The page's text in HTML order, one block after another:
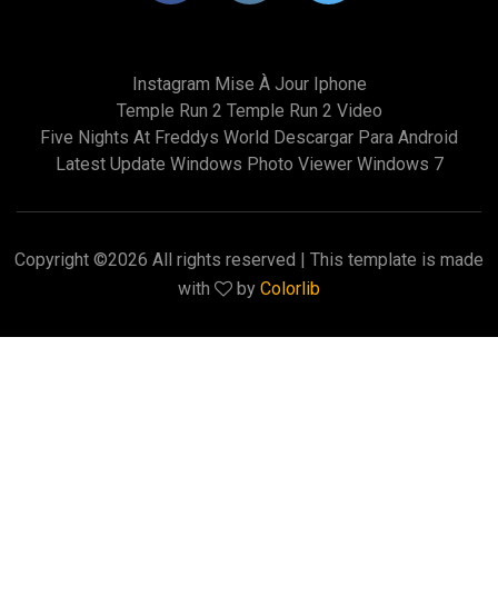
Instagram Mise À Jour Iphone
Temple Run 2 Temple Run 2 Video
Five Nights At Freddys World Descargar Para Android
Latest Update Windows Photo Viewer Windows 7
Copyright ©2026 All rights reserved | This template is made
with
by Colorlib